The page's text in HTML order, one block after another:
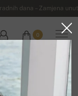
dana – Zamjena
0